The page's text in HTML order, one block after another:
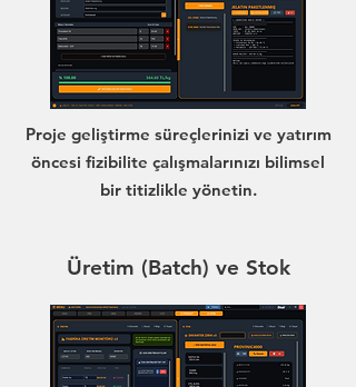
Proje geliştirme süreçlerinizi ve yatırım
öncesi fizibilite çalışmalarınızı bilimsel
bir titizlikle yönetin.
Üretim (Batch) ve Stok